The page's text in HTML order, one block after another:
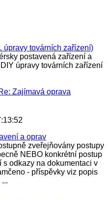
úpravy továrních zařízení)
postavená zařízení a
úpravy továrních zařízení
Zajímavá oprava
a oprav
zveřejňovány postupy
NEBO konkrétní postup
odkazy na dokumentaci v
- příspěvky viz popis